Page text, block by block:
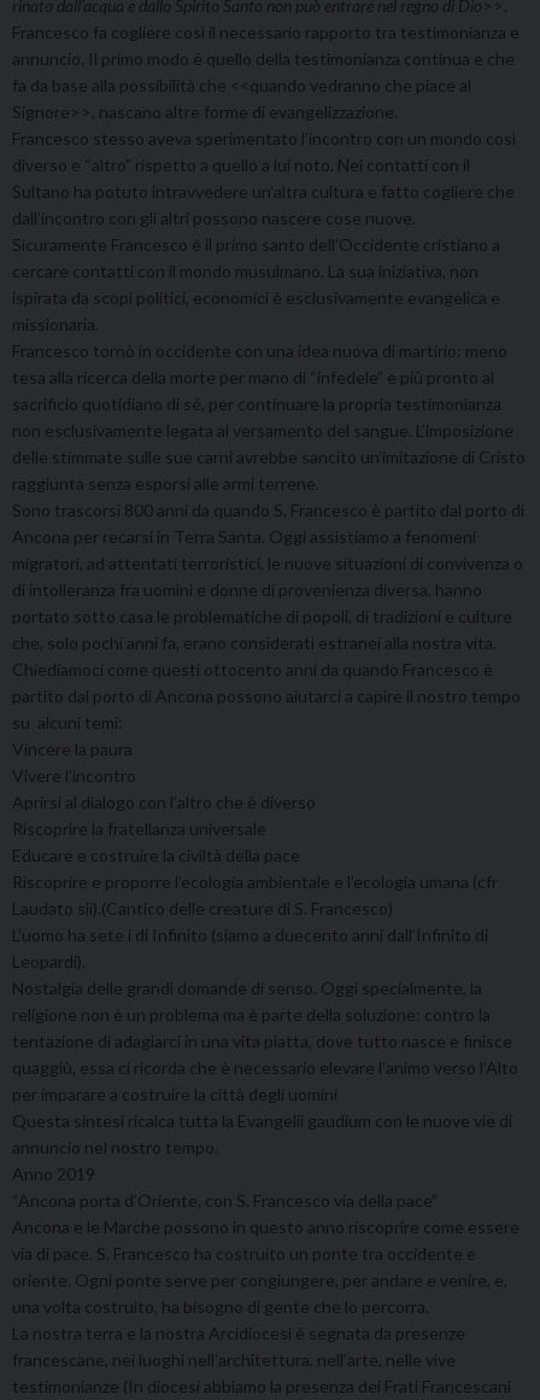
rinato dall’acqua e dallo Spirito Santo non può entrare nel regno di Dio>>.
Francesco fa cogliere così il necessario rapporto tra testimonianza e
annuncio. Il primo modo è quello della testimonianza continua e che
fa da base alla possibilità che <<quando vedranno che piace al
Signore>>, nascano altre forme di evangelizzazione.
Francesco stesso aveva sperimentato l’incontro con un mondo così
diverso e “altro” rispetto a quello a lui noto. Nei contatti con il
Sultano ha potuto intravvedere un’altra cultura e fatto cogliere che
dall’incontro con gli altri possono nascere cose nuove.
Sicuramente Francesco è il primo santo dell’Occidente cristiano a
cercare contatti con il mondo musulmano. La sua iniziativa, non
ispirata da scopi politici, economici è esclusivamente evangelica e
missionaria.
Francesco tornò in occidente con una idea nuova di martirio: meno
tesa alla ricerca della morte per mano di “infedele” e più pronto al
sacrificio quotidiano di sé, per continuare la propria testimonianza
non esclusivamente legata al versamento del sangue. L’imposizione
delle stimmate sulle sue carni avrebbe sancito un’imitazione di Cristo
raggiunta senza esporsi alle armi terrene.
Sono trascorsi 800 anni da quando S. Francesco è partito dal porto di
Ancona per recarsi in Terra Santa. Oggi assistiamo a fenomeni
migratori, ad attentati terroristici, le nuove situazioni di convivenza o
di intolleranza fra uomini e donne di provenienza diversa, hanno
portato sotto casa le problematiche di popoli, di tradizioni e culture
che, solo pochi anni fa, erano considerati estranei alla nostra vita.
Chiediamoci come questi ottocento anni da quando Francesco è
partito dal porto di Ancona possono aiutarci a capire il nostro tempo
su alcuni temi:
Vincere la paura
Vivere l’incontro
Aprirsi al dialogo con l’altro che è diverso
Riscoprire la fratellanza universale
Educare e costruire la civiltà della pace
Riscoprire e proporre l’ecologia ambientale e l’ecologia umana (cfr
Laudato sii).(Cantico delle creature di S. Francesco)
L’uomo ha sete i di Infinito (siamo a duecento anni dall’Infinito di
Leopardi).
Nostalgia delle grandi domande di senso. Oggi specialmente, la
religione non è un problema ma è parte della soluzione: contro la
tentazione di adagiarci in una vita piatta, dove tutto nasce e finisce
quaggiù, essa ci ricorda che è necessario elevare l’animo verso l’Alto
per imparare a costruire la città degli uomini
Questa sintesi ricalca tutta la Evangelii gaudium con le nuove vie di
annuncio nel nostro tempo.
Anno 2019
“Ancona porta d’Oriente, con S. Francesco via della pace”
Ancona e le Marche possono in questo anno riscoprire come essere
via di pace. S. Francesco ha costruito un ponte tra occidente e
oriente. Ogni ponte serve per congiungere, per andare e venire, e,
una volta costruito, ha bisogno di gente che lo percorra.
La nostra terra e la nostra Arcidiocesi è segnata da presenze
francescane, nei luoghi nell’architettura, nell’arte, nelle vive
testimonianze (In diocesi abbiamo la presenza dei Frati Francescani